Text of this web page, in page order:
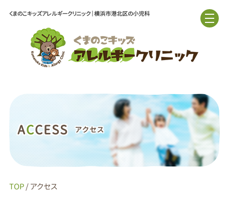
くまのこキッズアレルギークリニック｜横浜市港北区の小児科
ACCESS アクセス
TOP/ アクセス